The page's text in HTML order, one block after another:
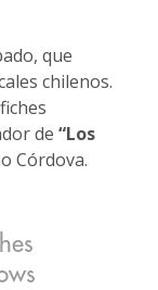
que
chilenos.
de“Los
Córdova.